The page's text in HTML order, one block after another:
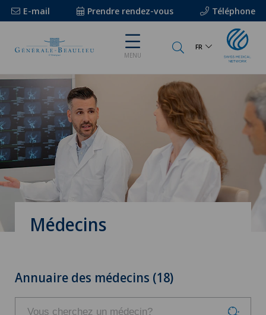
E-mail Prendre rendez-vous Téléphone
MENU
FR
Médecins
Annuaire des médecins (18)